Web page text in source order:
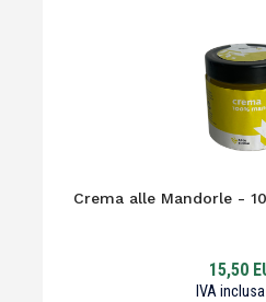
Crema alle Mandorle -
15,50
IVA inclusa